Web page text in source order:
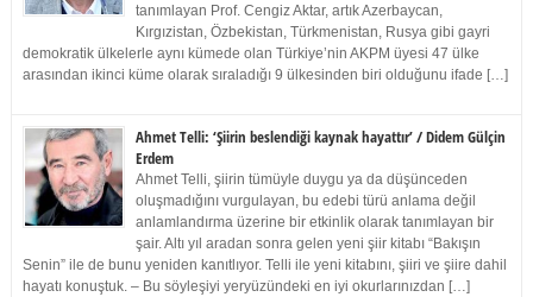
tanımlayan Prof. Cengiz Aktar, artık Azerbaycan,
Kırgızistan, Özbekistan, Türkmenistan, Rusya gibi gayri
demokratik ülkelerle aynı kümede olan Türkiye’nin AKPM üyesi 47 ülke
arasından ikinci küme olarak sıraladığı 9 ülkesinden biri olduğunu ifade […]
Ahmet Telli: ‘Şiirin beslendiği kaynak hayattır’ / Didem Gülçin
Erdem
Ahmet Telli, şiirin tümüyle duygu ya da düşünceden
oluşmadığını vurgulayan, bu edebi türü anlama değil
anlamlandırma üzerine bir etkinlik olarak tanımlayan bir
şair. Altı yıl aradan sonra gelen yeni şiir kitabı “Bakışın
Senin” ile de bunu yeniden kanıtlıyor. Telli ile yeni kitabını, şiiri ve şiire dahil
hayatı konuştuk. – Bu söyleşiyi yeryüzündeki en iyi okurlarınızdan […]